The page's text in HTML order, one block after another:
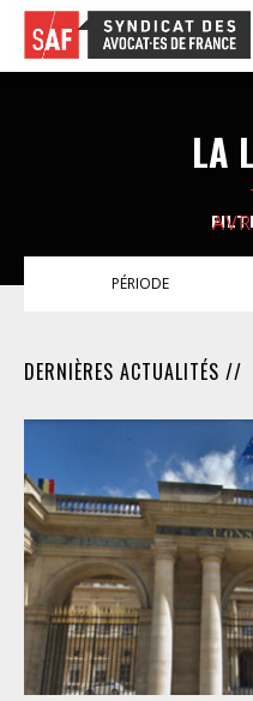
LA
PÉRIODE
DERNIÈRES ACTUALITÉS //